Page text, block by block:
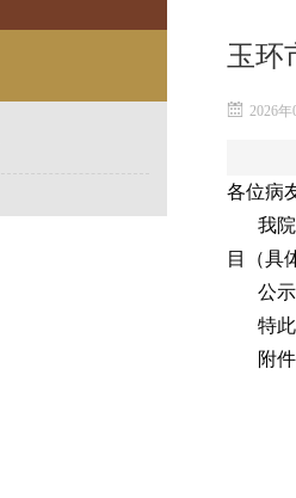
玉环
2026
各位病
我
目（具
公
特
附